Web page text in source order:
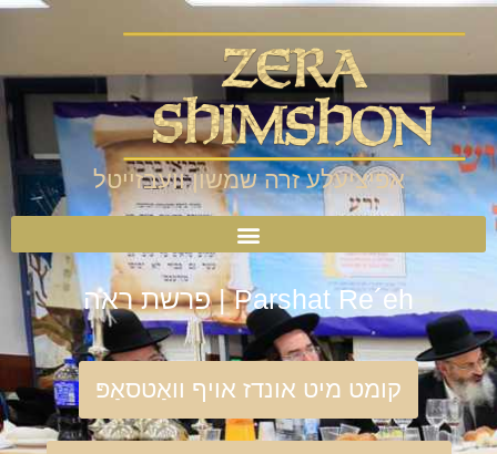
אפיציעלע זרה שמשון וועבזייטל
Parshat Re´eh | פרשת ראה
קומט מיט אונדז אויף וואַטסאַפּ